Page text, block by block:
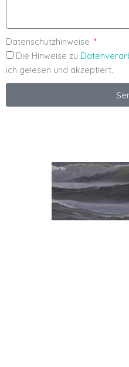
Datenschutzhinweise
Die Hinweise zu
ich gelesen und akzeptiert.